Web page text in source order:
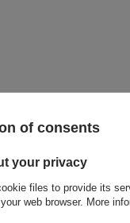
of consents
your privacy
files to provide its
web browser. More